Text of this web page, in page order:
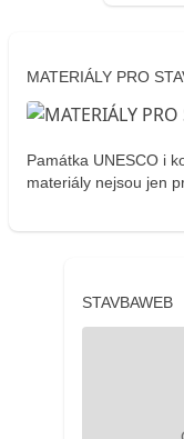
MATERIÁLY PRO
Památka UNESCO i
materiály nejsou jen
STAVBAWEB